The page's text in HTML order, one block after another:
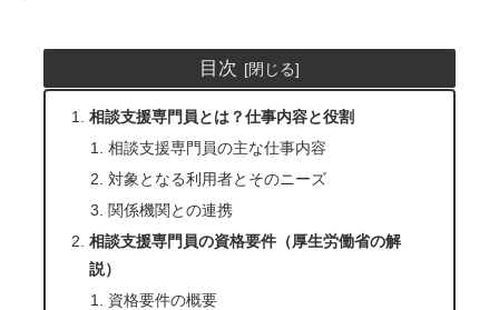
目次
相談支援専門員とは？仕事内容と役割
相談支援専門員の主な仕事内容
対象となる利用者とそのニーズ
関係機関との連携
相談支援専門員の資格要件（厚生労働省の解
説）
資格要件の概要